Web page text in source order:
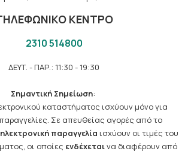
ΚΕΝΤΡΟ
2310 514800
ΔΕΥΤ. - ΠΑΡ.: 11:30 - 19:30
Σημαντική Σημείωση:
καταστήματος ισχύουν μόνο για
Σε απευθείας αγορές από το
παραγγελία ισχύουν οι τιμές του
οι οποίες ενδέχεταινα διαφέρουν από